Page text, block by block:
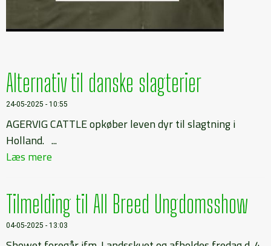
Alternativ til danske slagterier
24-05-2025 - 10:55
AGERVIG CATTLE opkøber leven dyr til slagtning i
Holland. ...
Læs mere
Tilmelding til All Breed Ungdomsshow
04-05-2025 - 13:03